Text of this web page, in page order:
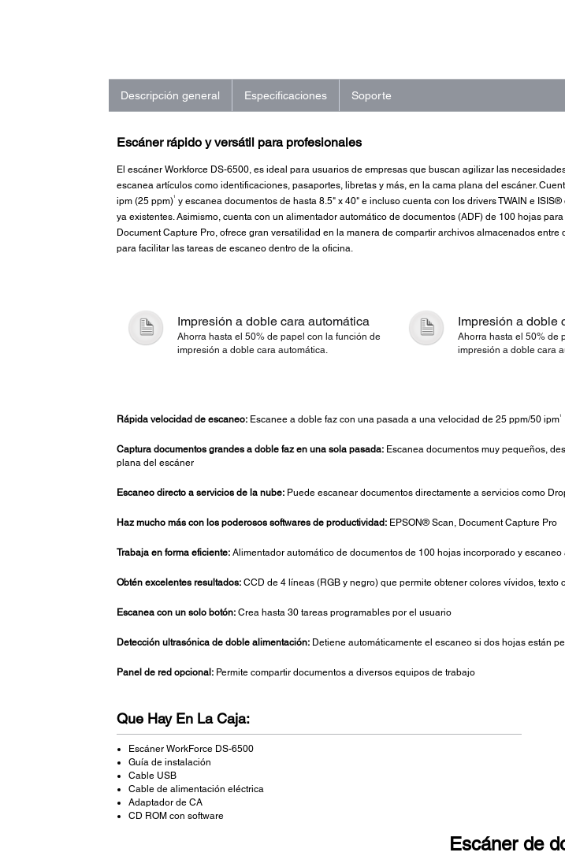
Descripción general Especificaciones Soporte
Escáner rápido y versátil para profesionales
El escáner Workforce DS-6500, es ideal para usuarios de empresas que buscan agilizar las
escanea artículos como identificaciones, pasaportes, libretas y más, en la cama plana del escáner.
ipm (25 ppm)1
y escanea documentos de hasta 8.5" x 40" e incluso cuenta con los drivers TWAIN e
ya existentes. Asimismo, cuenta con un alimentador automático de documentos (ADF) de 100 hojas
Document Capture Pro, ofrece gran versatilidad en la manera de compartir archivos almacenados
para facilitar las tareas de escaneo dentro de la oficina.
Impresión a doble cara automática
Ahorra hasta el 50% de papel con la función de
impresión a doble cara automática.
Impresión a doble
Ahorra hasta el 50% de
impresión a doble cara
Rápida velocidad de escaneo:Escanee a doble faz con una pasada a una velocidad de 25 ppm/50 ipm1
Captura documentos grandes a doble faz en una sola pasada:Escanea documentos muy pequeños,
plana del escáner
Escaneo directo a servicios de la nube:Puede escanear documentos directamente a servicios como
Haz mucho más con los poderosos softwares de productividad:EPSON® Scan, Document Capture Pro
Trabaja en forma eficiente:Alimentador automático de documentos de 100 hojas incorporado y escaneo
Obtén excelentes resultados:CCD de 4 líneas (RGB y negro) que permite obtener colores vívidos, texto
Escanea con un solo botón:Crea hasta 30 tareas programables por el usuario
Detección ultrasónica de doble alimentación:Detiene automáticamente el escaneo si dos hojas están
Panel de red opcional:Permite compartir documentos a diversos equipos de trabajo
Que Hay En La Caja:
Escáner WorkForce DS-6500
Guía de instalación
Cable USB
Cable de alimentación eléctrica
Adaptador de CA
CD ROM con software
Escáner de